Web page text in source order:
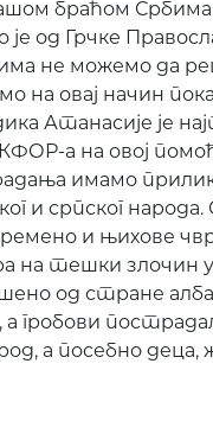
браћом
од Грчке
не можемо да
на овај начин
Атанасије је
а на овој
имамо
и српског
и њихове
на тешки злочин у
од стране
гробови
а посебно